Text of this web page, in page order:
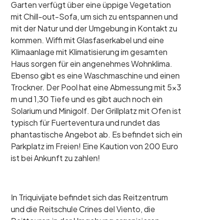
Garten verfügt über eine üppige Vegetation
mit Chill-out-Sofa, um sich zu entspannen und
mit der Natur und der Umgebung in Kontakt zu
kommen. Wiffi mit Glasfaserkabel und eine
Klimaanlage mit Klimatisierung im gesamten
Haus sorgen für ein angenehmes Wohnklima.
Ebenso gibt es eine Waschmaschine und einen
Trockner. Der Pool hat eine Abmessung mit 5x3
m und 1,30 Tiefe und es gibt auch noch ein
Solarium und Minigolf. Der Grillplatz mit Ofen ist
typisch für Fuerteventura und rundet das
phantastische Angebot ab. Es befindet sich ein
Parkplatz im Freien! Eine Kaution von 200 Euro
ist bei Ankunft zu zahlen!
In Triquivijate befindet sich das Reitzentrum
und die Reitschule Crines del Viento, die